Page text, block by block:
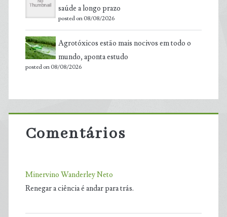
saúde a longo prazo
posted on 08/08/2026
Agrotóxicos estão mais nocivos em todo o
mundo, aponta estudo
posted on 08/08/2026
Comentários
Minervino Wanderley Neto
Renegar a ciência é andar para trás.